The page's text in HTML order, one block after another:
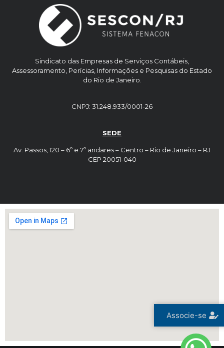
Sindicato das Empresas de Serviços Contábeis,
Assessoramento, Perícias, Informações e Pesquisas do Estado
do Rio de Janeiro.
CNPJ: 31.248.933/0001-26
SEDE
Av. Passos, 120 – 6º e 7º andares – Centro – Rio de Janeiro – RJ
CEP 20051-040
Associe-se